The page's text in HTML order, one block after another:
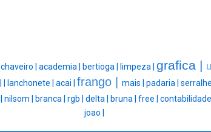
chaveiro | academia | bertioga | limpeza | grafica |
lanchonete | acai | frango | mais | padaria |
nilsom | branca | rgb | delta | bruna | free | contabilidade
joao |